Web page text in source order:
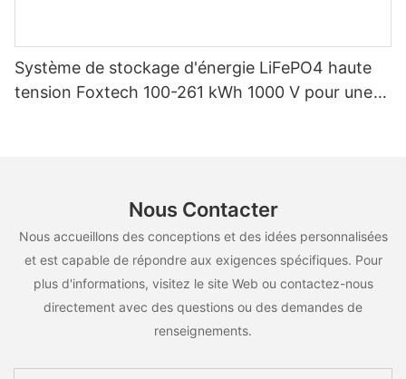
Système de stockage d'énergie LiFePO4 haute
tension Foxtech 100-261 kWh 1000 V pour une
Nous Contacter
Nous accueillons des conceptions et des idées personnalisées
et est capable de répondre aux exigences spécifiques. Pour
plus d'informations, visitez le site Web ou contactez-nous
directement avec des questions ou des demandes de
renseignements.